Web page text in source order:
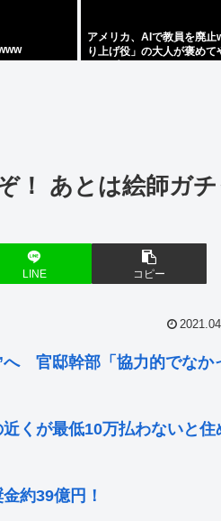
アメリカ、AIで教員を廃
り上げ役」の大人が褒め
！ あとは絵師ガチ
LINE コピー
へ 官邸幹部「協力的でなか
くが最低10万払わないと住
約39億円！